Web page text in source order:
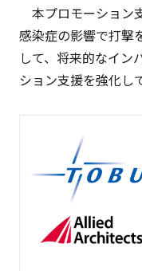
本プロモーション
感染症の影響で打撃
して、将来的なイ
ション支援を強化し